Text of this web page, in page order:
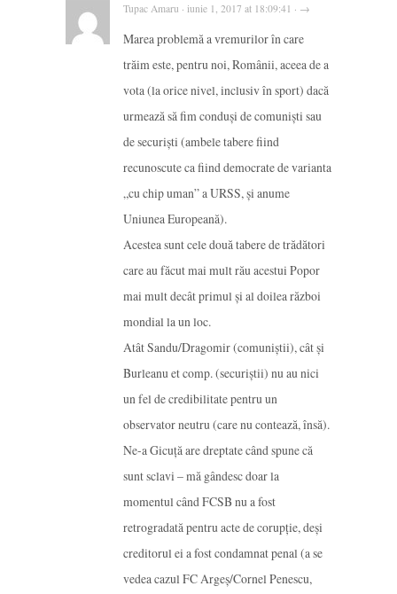
Tupac Amaru · iunie 1, 2017 at 18:09:41 · →
Marea problemă a vremurilor în care
trăim este, pentru noi, Românii, aceea de a
vota (la orice nivel, inclusiv în sport) dacă
urmează să fim conduși de comuniști sau
de securiști (ambele tabere fiind
recunoscute ca fiind democrate de varianta
„cu chip uman” a URSS, și anume
Uniunea Europeană).
Acestea sunt cele două tabere de trădători
care au făcut mai mult rău acestui Popor
mai mult decât primul și al doilea război
mondial la un loc.
Atât Sandu/Dragomir (comuniștii), cât și
Burleanu et comp. (securiștii) nu au nici
un fel de credibilitate pentru un
observator neutru (care nu contează, însă).
Ne-a Gicuță are dreptate când spune că
sunt sclavi – mă gândesc doar la
momentul când FCSB nu a fost
retrogradată pentru acte de corupție, deși
creditorul ei a fost condamnat penal (a se
vedea cazul FC Argeș/Cornel Penescu,